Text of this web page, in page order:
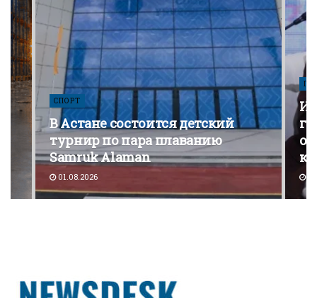
СПОРТ
В Астане состоится детский
турнир по пара плаванию
Samruk Alaman
01.08.2026